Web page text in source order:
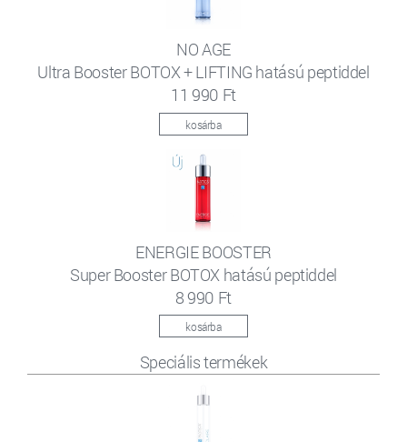
NO AGE
Ultra Booster BOTOX + LIFTING hatású peptiddel
11 990 Ft
kosárba
ENERGIE BOOSTER
Super Booster BOTOX hatású peptiddel
8 990 Ft
kosárba
Speciális termékek